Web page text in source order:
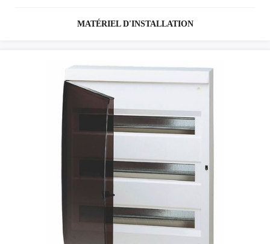
MATÉRIEL D'INSTALLATION